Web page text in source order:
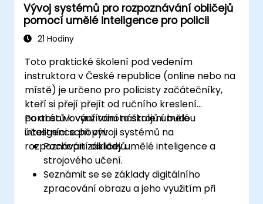
Navrhovat a nasazovat systémy
monitorující zdravotní stav pacientů s
využitím Edge AI.
používání umělé inteligence ve
zdravotnictví.
Vývoj systémů pro rozpoznávání obličejů
pomocí umělé inteligence pro policii
21 Hodiny
Toto praktické školení pod vedením
instruktora v České republice (online nebo na
místě) je určeno pro policisty začátečníky,
kteří si přejí přejít od ručního kreslení
portrétů k využívání nástrojů umělé
inteligence při vývoji systémů na
rozpoznávání obličejů.
Po absolvování tohoto školení budou
účastníci schopni:
Pochopit základy umělé inteligence a
strojového učení.
Seznámit se se základy digitálního
zpracování obrazu a jeho využitím při